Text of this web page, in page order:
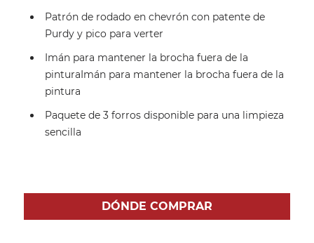
Patrón de rodado en chevrón con patente de
Purdy y pico para verter
Imán para mantener la brocha fuera de la
pinturaImán para mantener la brocha fuera de la
pintura
Paquete de 3 forros disponible para una limpieza
sencilla
DÓNDE COMPRAR